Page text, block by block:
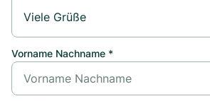
Vorname Nachname *